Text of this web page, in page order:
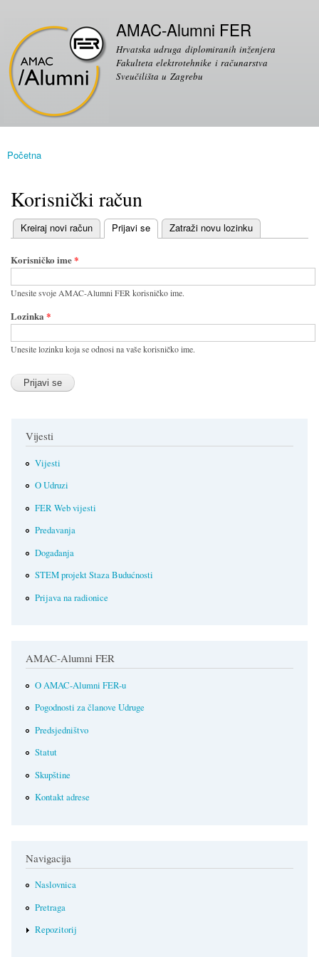
na
glavni
sadržaj
AMAC-Alumni FER
Hrvatska udruga diplomiranih inženjera
Fakulteta elektrotehnike i računarstva
Sveučilišta u Zagrebu
Vi ste ovdje
Početna
Korisnički račun
Primarni tabovi
Kreiraj novi račun Prijavi se
(aktivni tab) Zatraži novu lozinku
Korisničko ime*
Unesite svoje AMAC-Alumni FER korisničko ime.
Lozinka *
Unesite lozinku koja se odnosi na vaše korisničko ime.
Vijesti
Vijesti
O Udruzi
FER Web vijesti
Predavanja
Događanja
STEM projekt Staza Budućnosti
Prijava na radionice
AMAC-Alumni FER
O AMAC-Alumni FER-u
Pogodnosti za članove Udruge
Predsjedništvo
Statut
Skupštine
Kontakt adrese
Navigacija
Naslovnica
Pretraga
Repozitorij